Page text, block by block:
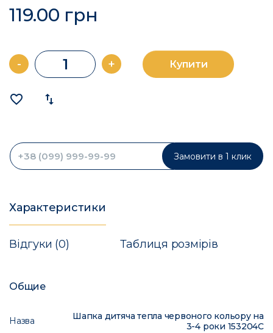
119.00 грн
- + Купити
favorite_border import_export
Замовити в 1 клик
Характеристики
Відгуки (0) Таблиця розмірів
Общие
Назва
Шапка дитяча тепла червоного кольору на
3-4 роки 153204C